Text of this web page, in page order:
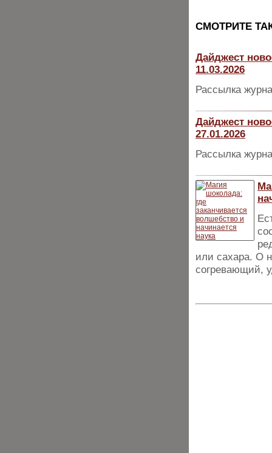
CМОТРИТЕ
Дайджест
11.03.2026
Рассылка
Дайджест
27.01.2026
Рассылка
или сахара. О
согревающий,